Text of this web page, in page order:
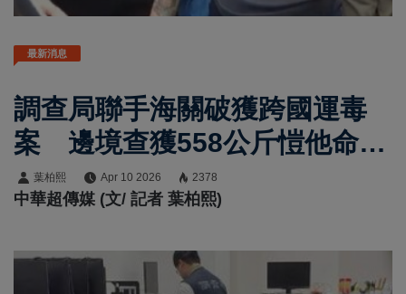
最新消息
調查局聯手海關破獲跨國運毒
案 邊境查獲558公斤愷他命市
值逾3億元
葉柏熙 Apr 10 2026 2378
中華超傳媒 (文/ 記者 葉柏熙)